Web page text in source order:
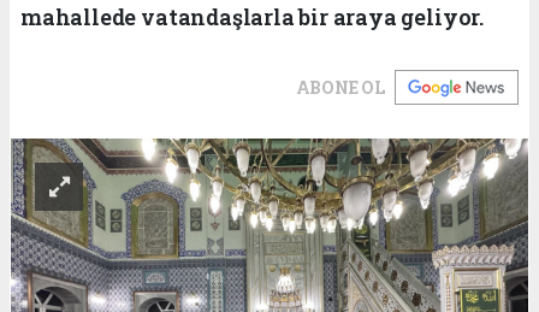
mahallede vatandaşlarla bir araya geliyor.
ABONE OL